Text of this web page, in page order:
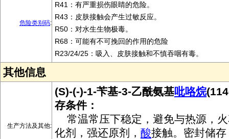
危险类别码:
R41：有严重损伤眼睛的危险。
R43：皮肤接触会产生过敏反应。
R50：对水生生物极毒。
R68：可能有不可挽回的作用的危险
R23/24/25：吸入、皮肤接触和不慎吞咽有毒。
其他信息
生产方法及其他:
(S)-(-)-1-苄基-3-乙酰氨基吡咯烷
存条件：
常温常压下稳定，避免与热源，
化剂，强还原剂， 酸接触。密封储